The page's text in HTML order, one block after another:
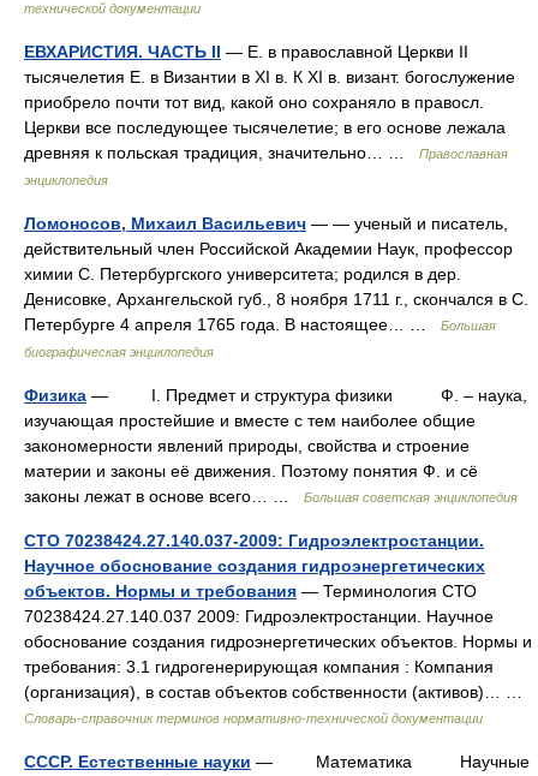
технической документации
ЕВХАРИСТИЯ. ЧАСТЬ II — Е. в православной Церкви II
тысячелетия Е. в Византии в XI в. К XI в. визант. богослужение
приобрело почти тот вид, какой оно сохраняло в правосл.
Церкви все последующее тысячелетие; в его основе лежала
древняя к польская традиция, значительно… …
Православная
энциклопедия
Ломоносов, Михаил Васильевич — — ученый и писатель,
действительный член Российской Академии Наук, профессор
химии С. Петербургского университета; родился в дер.
Денисовке, Архангельской губ., 8 ноября 1711 г., скончался в С.
Петербурге 4 апреля 1765 года. В настоящее… …
Большая
биографическая энциклопедия
Физика — I. Предмет и структура физики Ф. – наука,
изучающая простейшие и вместе с тем наиболее общие
закономерности явлений природы, свойства и строение
материи и законы её движения. Поэтому понятия Ф. и сё
законы лежат в основе всего… …
Большая советская энциклопедия
СТО 70238424.27.140.037-2009: Гидроэлектростанции.
Научное обоснование создания гидроэнергетических
объектов. Нормы и требования — Терминология СТО
70238424.27.140.037 2009: Гидроэлектростанции. Научное
обоснование создания гидроэнергетических объектов. Нормы и
требования: 3.1 гидрогенерирующая компания : Компания
(организация), в состав объектов собственности (активов)… …
Словарь-справочник терминов нормативно-технической документации
СССР. Естественные науки — Математика Научные